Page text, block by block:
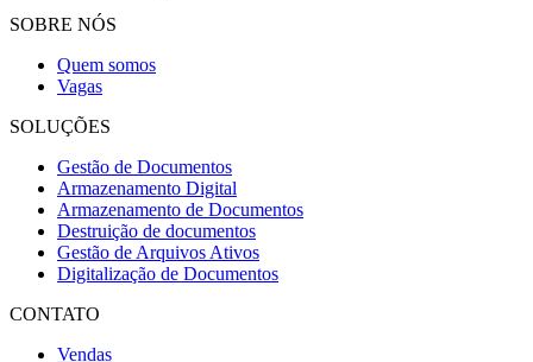
SOBRE NÓS
Quem somos
Vagas
SOLUÇÕES
Gestão de Documentos
Armazenamento Digital
Armazenamento de Documentos
Destruição de documentos
Gestão de Arquivos Ativos
Digitalização de Documentos
CONTATO
Vendas